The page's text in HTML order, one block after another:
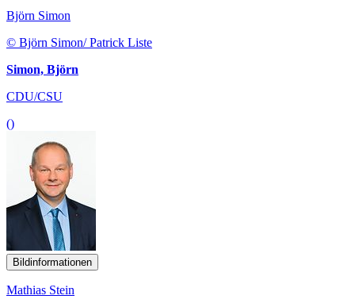
Björn Simon
© Björn Simon/ Patrick Liste
Simon, Björn
CDU/CSU
()
Bildinformationen
Mathias Stein